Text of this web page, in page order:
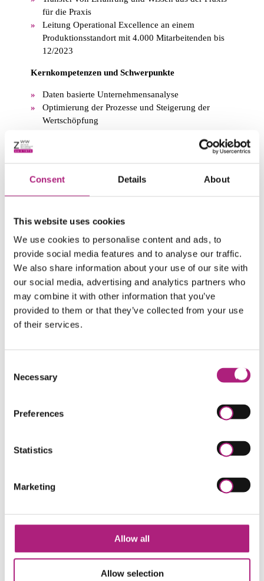
Consent Details About
This website uses cookies
We use cookies to personalise content and ads, to
provide social media features and to analyse our traffic.
We also share information about your use of our site with
our social media, advertising and analytics partners who
may combine it with other information that you’ve
provided to them or that they’ve collected from your use
of their services.
Selection
Necessary
Preferences
Statistics
Marketing
Allow all
Allow selection
für die Praxis
Leitung Operational Excellence an einem
Produktionsstandort mit 4.000 Mitarbeitenden bis
12/2023
Kernkompetenzen und Schwerpunkte
Daten basierte Unternehmensanalyse
Optimierung der Prozesse und Steigerung der
Wertschöpfung
Implementierung eines Kontinuierlichen
Verbesserungsprozesses (KVP)
eine Lean-Kultur
Umfassende Kenntnisse der Prozesse der
Produktentwicklung, Produktionsplanung,
Fertigung und Montage sowie Qualität und Logistik
Erfahrung
Verantwortung für das Industrial Engineering in
einem Unternehmen des Maschinenbaus (Planung,
Geschäftsführer eines mittelständischen
Referent am Deutschen Industrieforum für
wirtschaftliche Fertigung (AWF)
Ausbildung
Sonstige Hinweise
REFA-Arbeitsorganisator 2.0